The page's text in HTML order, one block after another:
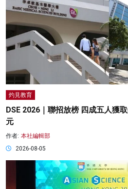
灼見教育
DSE 2026｜聯招放榜 四成五人獲
元
作者: 本社編輯部
2026-08-05